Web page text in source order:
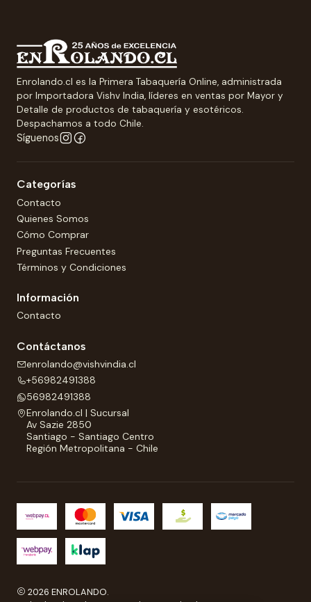
Enrolando.cl es la Primera Tabaquería Online, administrada
por Importadora Vishv India, líderes en ventas por Mayor y
Detalle de productos de tabaquería y esotéricos.
Despachamos a todo Chile.
Síguenos
Categorías
Contacto
Quienes Somos
Cómo Comprar
Preguntas Frecuentes
Términos y Condiciones
Información
Contacto
Contáctanos
enrolando@vishvindia.cl
+56982491388
56982491388
Enrolando.cl | Sucursal
Av Sazie 2850
Santiago - Santiago Centro
Región Metropolitana - Chile
2026 ENROLANDO.